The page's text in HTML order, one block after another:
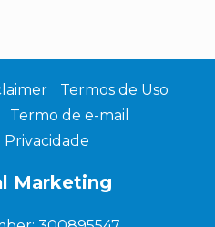
Termos de Uso
Termo de e-mail
Marketing